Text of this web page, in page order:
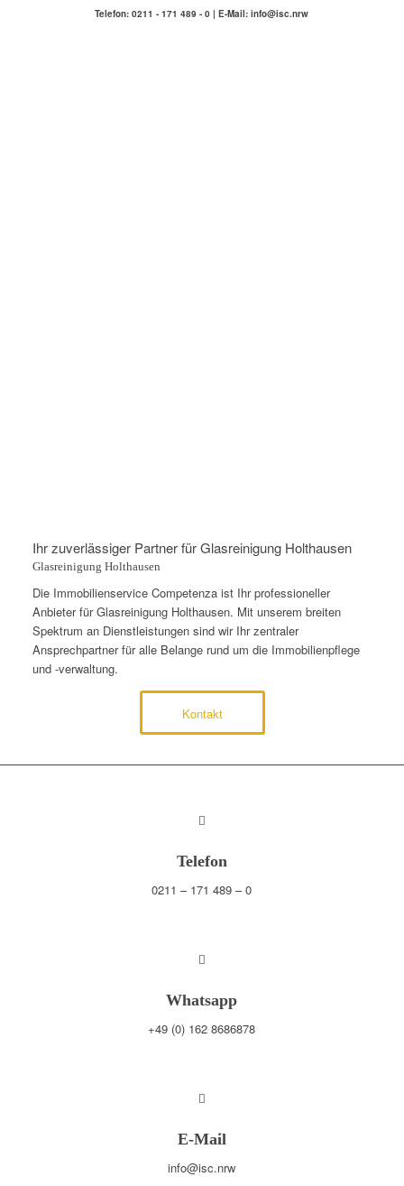
Telefon: 0211 - 171 489 - 0 | E-Mail: info@isc.nrw
Ihr zuverlässiger Partner für Glasreinigung Holthausen
Glasreinigung Holthausen
Die Immobilienservice Competenza ist Ihr professioneller
Anbieter für Glasreinigung Holthausen. Mit unserem breiten
Spektrum an Dienstleistungen sind wir Ihr zentraler
Ansprechpartner für alle Belange rund um die Immobilienpflege
und -verwaltung.
Kontakt
Telefon
0211 – 171 489 – 0
Whatsapp
+49 (0) 162 8686878
E-Mail
info@isc.nrw